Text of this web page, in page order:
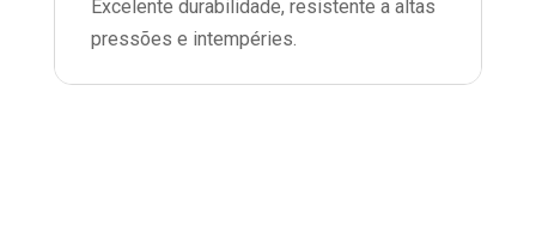
Excelente durabilidade, resistente a altas
pressões e intempéries.